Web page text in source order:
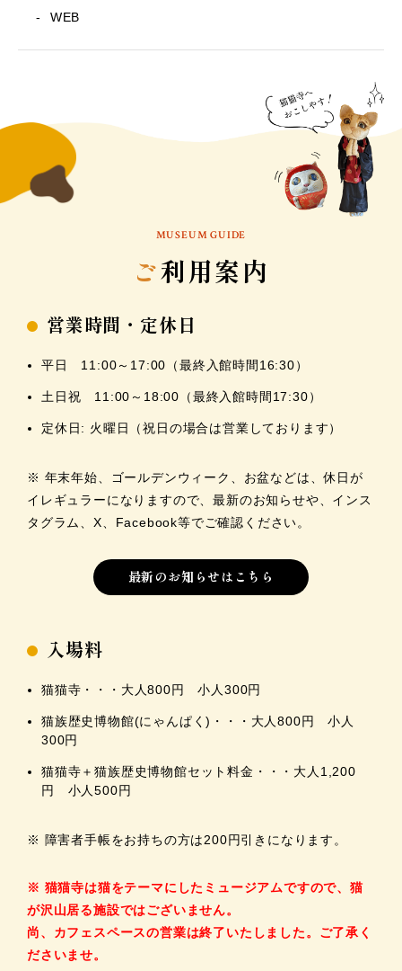
WEB
MUSEUM GUIDE
ご 利用案内
営業時間・定休日
平日 11:00～17:00（最終入館時間16:30）
土日祝 11:00～18:00（最終入館時間17:30）
定休日: 火曜日（祝日の場合は営業しております）
※ 年末年始、ゴールデンウィーク、お盆などは、休日が
イレギュラーになりますので、最新のお知らせや、インス
タグラム、X、Facebook等でご確認ください。
最新のお知らせはこちら
入場料
猫猫寺・・・大人800円 小人300円
猫族歴史博物館(にゃんぱく)・・・大人800円 小人
300円
猫猫寺＋猫族歴史博物館セット料金・・・大人1,200
円 小人500円
※ 障害者手帳をお持ちの方は200円引きになります。
※ 猫猫寺は猫をテーマにしたミュージアムですので、猫
が沢山居る施設ではございません。
尚、カフェスペースの営業は終了いたしました。ご了承く
ださいませ。